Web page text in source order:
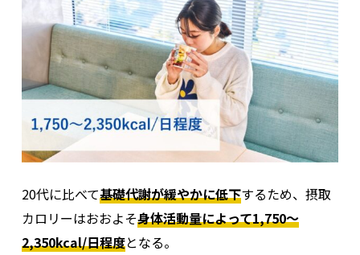
20代に比べて基礎代謝が緩やかに低下するため、摂取
カロリーはおおよそ身体活動量によって1,750～
2,350kcal/日程度となる。